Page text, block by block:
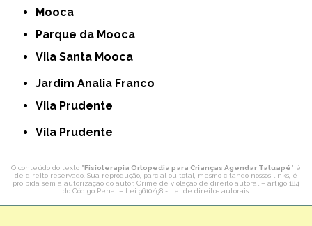
Mooca
Parque da Mooca
Vila Santa Mooca
Jardim Analia Franco
Vila Prudente
Vila Prudente
O conteúdo do texto "Fisioterapia Ortopedia para Crianças Agendar Tatuapé" é
de direito reservado. Sua reprodução, parcial ou total, mesmo citando nossos links, é
proibida sem a autorização do autor. Crime de violação de direito autoral – artigo 184
do Código Penal – Lei 9610/98 - Lei de direitos autorais.